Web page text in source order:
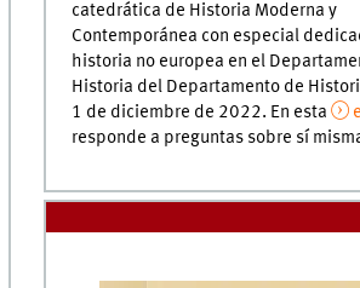
catedrática de Historia Moderna y
Contemporánea con especial
historia no europea en el
Historia del Departamento de
1 de diciembre de 2022. En esta
responde a preguntas sobre sí